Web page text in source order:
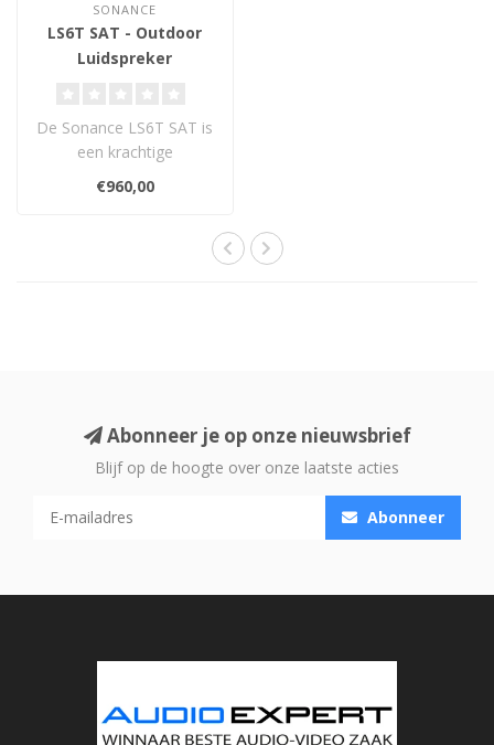
SONANCE
LS6T SAT - Outdoor
Luidspreker
De Sonance LS6T SAT is
een krachtige
buitenluidspreker uit de
Landscape Series, ..
€960,00
Abonneer je op onze nieuwsbrief
Blijf op de hoogte over onze laatste acties
Abonneer